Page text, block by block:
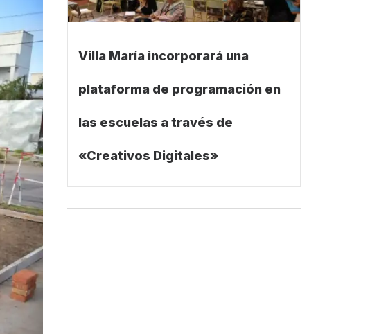
Villa María incorporará una
plataforma de programación en
las escuelas a través de
«Creativos Digitales»